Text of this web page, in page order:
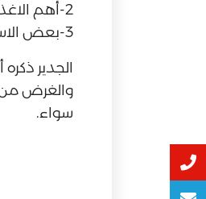
2-أهم الاغذية والارشادات التي تساعد على تحسين الحالة النفسية والمزاجية
3-بعض الاستراتيجيات للتقليل من الضغط النفسي 0
الجدير ذكره أن يوم
والغرض من
سواء.